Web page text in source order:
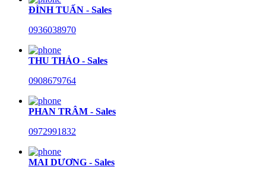
ĐÌNH TUẤN - Sales
0936038970
THU THẢO - Sales
0908679764
PHAN TRÂM - Sales
0972991832
MAI DƯƠNG - Sales